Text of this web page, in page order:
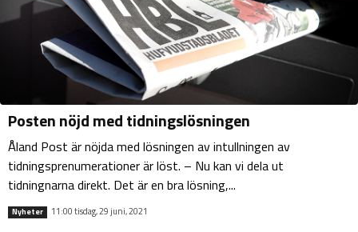
Posten nöjd med tidningslösningen
Åland Post är nöjda med lösningen av intullningen av
tidningsprenumerationer är löst. – Nu kan vi dela ut
tidningnarna direkt. Det är en bra lösning,...
Nyheter 11:00 tisdag, 29 juni, 2021